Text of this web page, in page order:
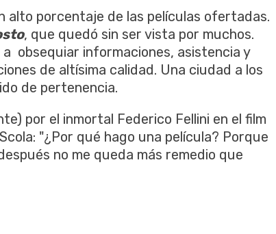
alto porcentaje de las películas ofertadas.
, que quedó sin ser vista por muchos.
obsequiar informaciones, asistencia y
de altísima calidad. Una ciudad a los
de pertenencia.
por el inmortal Federico Fellini en el film
"¿Por qué hago una película? Porque
no me queda más remedio que